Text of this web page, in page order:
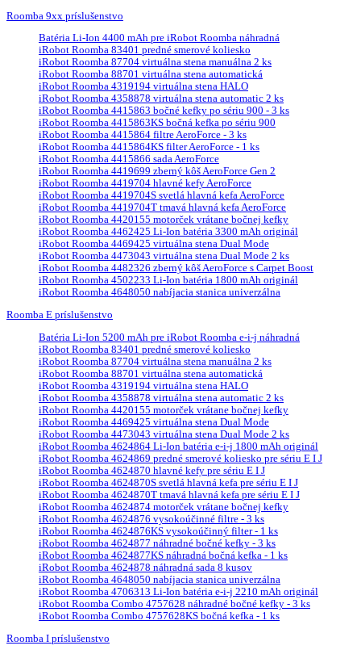
Roomba 9xx príslušenstvo
Batéria Li-Ion 4400 mAh pre iRobot Roomba náhradná
iRobot Roomba 83401 predné smerové koliesko
iRobot Roomba 87704 virtuálna stena manuálna 2 ks
iRobot Roomba 88701 virtuálna stena automatická
iRobot Roomba 4319194 virtuálna stena HALO
iRobot Roomba 4358878 virtuálna stena automatic 2 ks
iRobot Roomba 4415863 bočné kefky po sériu 900 - 3 ks
iRobot Roomba 4415863KS bočná kefka po sériu 900
iRobot Roomba 4415864 filtre AeroForce - 3 ks
iRobot Roomba 4415864KS filter AeroForce - 1 ks
iRobot Roomba 4415866 sada AeroForce
iRobot Roomba 4419699 zberný kôš AeroForce Gen 2
iRobot Roomba 4419704 hlavné kefy AeroForce
iRobot Roomba 4419704S svetlá hlavná kefa AeroForce
iRobot Roomba 4419704T tmavá hlavná kefa AeroForce
iRobot Roomba 4420155 motorček vrátane bočnej kefky
iRobot Roomba 4462425 Li-Ion batéria 3300 mAh originál
iRobot Roomba 4469425 virtuálna stena Dual Mode
iRobot Roomba 4473043 virtuálna stena Dual Mode 2 ks
iRobot Roomba 4482326 zberný kôš AeroForce s Carpet Boost
iRobot Roomba 4502233 Li-Ion batéria 1800 mAh originál
iRobot Roomba 4648050 nabíjacia stanica univerzálna
Roomba E príslušenstvo
Batéria Li-Ion 5200 mAh pre iRobot Roomba e-i-j náhradná
iRobot Roomba 83401 predné smerové koliesko
iRobot Roomba 87704 virtuálna stena manuálna 2 ks
iRobot Roomba 88701 virtuálna stena automatická
iRobot Roomba 4319194 virtuálna stena HALO
iRobot Roomba 4358878 virtuálna stena automatic 2 ks
iRobot Roomba 4420155 motorček vrátane bočnej kefky
iRobot Roomba 4469425 virtuálna stena Dual Mode
iRobot Roomba 4473043 virtuálna stena Dual Mode 2 ks
iRobot Roomba 4624864 Li-Ion batéria e-i-j 1800 mAh originál
iRobot Roomba 4624869 predné smerové koliesko pre sériu E I J
iRobot Roomba 4624870 hlavné kefy pre sériu E I J
iRobot Roomba 4624870S svetlá hlavná kefa pre sériu E I J
iRobot Roomba 4624870T tmavá hlavná kefa pre sériu E I J
iRobot Roomba 4624874 motorček vrátane bočnej kefky
iRobot Roomba 4624876 vysokoúčinné filtre - 3 ks
iRobot Roomba 4624876KS vysokoúčinný filter - 1 ks
iRobot Roomba 4624877 náhradné bočné kefky - 3 ks
iRobot Roomba 4624877KS náhradná bočná kefka - 1 ks
iRobot Roomba 4624878 náhradná sada 8 kusov
iRobot Roomba 4648050 nabíjacia stanica univerzálna
iRobot Roomba 4706313 Li-Ion batéria e-i-j 2210 mAh originál
iRobot Roomba Combo 4757628 náhradné bočné kefky - 3 ks
iRobot Roomba Combo 4757628KS bočná kefka - 1 ks
Roomba I príslušenstvo